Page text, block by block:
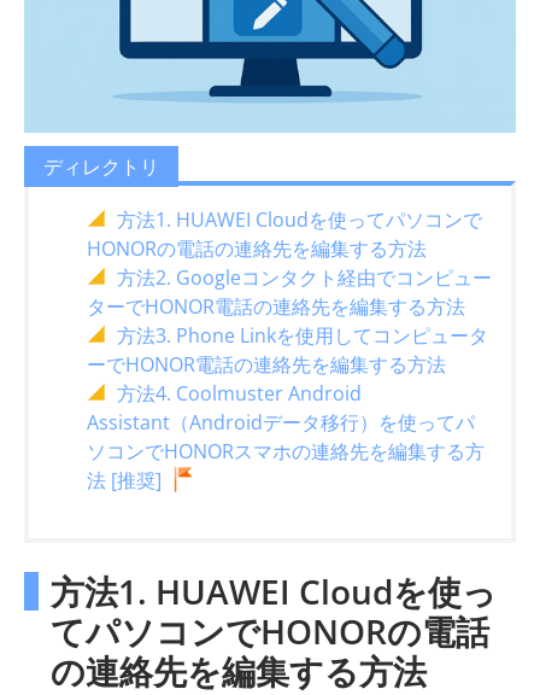
ディレクトリ
方法1. HUAWEI Cloudを使ってパソコンで
HONORの電話の連絡先を編集する方法
方法2. Googleコンタクト経由でコンピュー
ターでHONOR電話の連絡先を編集する方法
方法3. Phone Linkを使用してコンピュータ
ーでHONOR電話の連絡先を編集する方法
方法4. Coolmuster Android
Assistant（Androidデータ移行）を使ってパ
ソコンでHONORスマホの連絡先を編集する方
法 [推奨]
方法1. HUAWEI Cloudを使っ
てパソコンでHONORの電話
の連絡先を編集する方法